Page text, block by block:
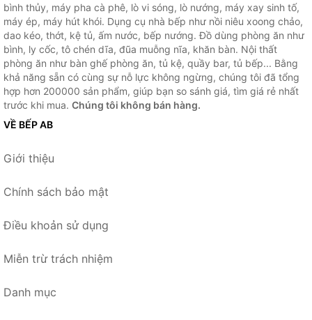
bình thủy, máy pha cà phê, lò vi sóng, lò nướng, máy xay sinh tố,
máy ép, máy hút khói. Dụng cụ nhà bếp như nồi niêu xoong chảo,
dao kéo, thớt, kệ tủ, ấm nước, bếp nướng. Đồ dùng phòng ăn như
bình, ly cốc, tô chén dĩa, đũa muỗng nĩa, khăn bàn. Nội thất
phòng ăn như bàn ghế phòng ăn, tủ kệ, quầy bar, tủ bếp... Bằng
khả năng sẵn có cùng sự nỗ lực không ngừng, chúng tôi đã tổng
hợp hơn 200000 sản phẩm, giúp bạn so sánh giá, tìm giá rẻ nhất
trước khi mua. Chúng tôi không bán hàng.
VỀ BẾP AB
Giới thiệu
Chính sách bảo mật
Điều khoản sử dụng
Miễn trừ trách nhiệm
Danh mục